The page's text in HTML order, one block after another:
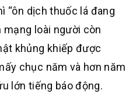
“ôn dịch thuốc lá đang
loài người còn
khủng khiếp được
chục năm và hơn năm
lớn tiếng báo động.